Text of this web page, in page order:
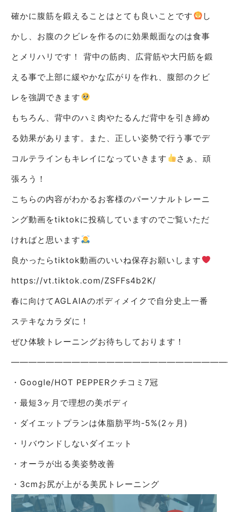
確かに腹筋を鍛えることはとても良いことです
し
かし、お腹のクビレを作るのに効果覿面なのは食事
とメリハリです！ 背中の筋肉、広背筋や大円筋を鍛
える事で上部に緩やかな広がりを作れ、腹部のクビ
レを強調できます
もちろん、背中のハミ肉やたるんだ背中を引き締め
る効果があります。また、正しい姿勢で行う事でデ
コルテラインもキレイになっていきます
さぁ、頑
張ろう！
こちらの内容がわかるお客様のパーソナルトレーニ
ング動画をtiktokに投稿していますのでご覧いただ
ければと思います
良かったらtiktok動画のいいね保存お願いします
https://vt.tiktok.com/ZSFFs4b2K/
春に向けてAGLAIAのボディメイクで自分史上一番
ステキなカラダに！
ぜひ体験トレーニングお待ちしております！
・Google/HOT PEPPERクチコミ7冠
・最短3ヶ月で理想の美ボディ
・ダイエットプランは体脂肪平均-5%(2ヶ月)
・リバウンドしないダイエット
・オーラが出る美姿勢改善
・3cmお尻が上がる美尻トレーニング